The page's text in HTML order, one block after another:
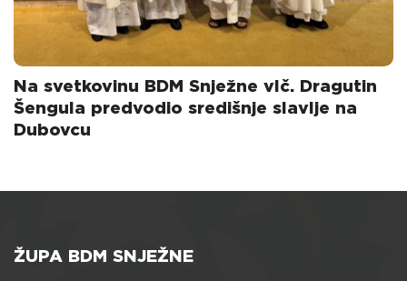
Na svetkovinu BDM Snježne vlč. Dragutin
Šengula predvodio središnje slavlje na
Dubovcu
ŽUPA BDM SNJEŽNE